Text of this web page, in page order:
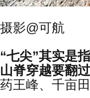
摄影@可航
“七尖”其实是
山脊穿越要翻
药王峰、千亩